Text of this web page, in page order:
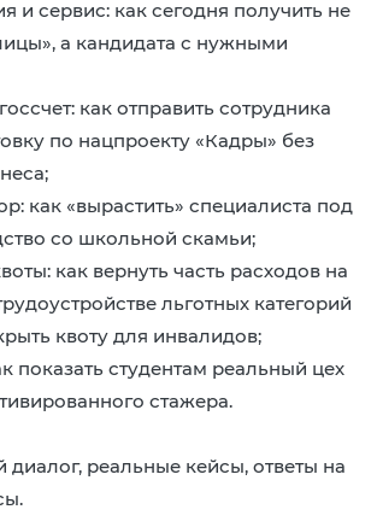
и сервис: как сегодня получить не
а кандидата с нужными
как отправить сотрудника
по нацпроекту «Кадры» без
как «вырастить» специалиста под
со школьной скамьи;
как вернуть часть расходов на
льготных категорий
квоту для инвалидов;
показать студентам реальный цех
стажера.
реальные кейсы, ответы на